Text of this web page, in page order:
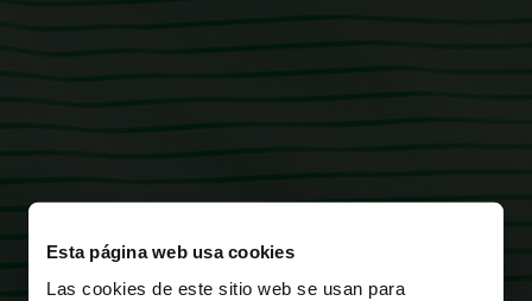
Esta página web usa cookies
Las cookies de este sitio web se usan para